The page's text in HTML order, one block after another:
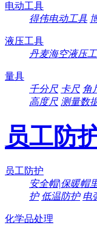
电动工具
得伟电动工具
液压工具
丹麦海空液压
量具
千分尺 卡尺 角
高度尺 测量数
员工防
员工防护
安全帽|保暖帽
护 低温防护 电
化学品处理